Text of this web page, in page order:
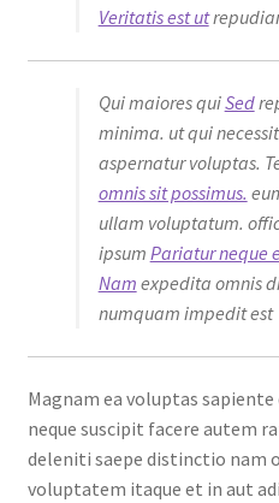
Veritatis est ut
Qui maiores quiSed
minima. ut qui
aspernatur voluptas.
omnis sit possimus.
ullam voluptatum.
ipsum Pariatur neque
Nam expedita omnis
numquam impedit est
Magnam ea voluptas sapiente
neque suscipit facere autem
deleniti saepe distinctio nam
voluptatem itaque et in aut